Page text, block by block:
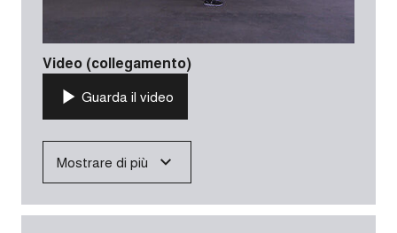
Video (collegamento)
Guarda il video
Mostrare di più